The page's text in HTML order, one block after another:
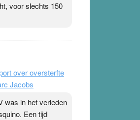
voor slechts 150
over oversterfte
Jacobs
was in het verleden
Een tijd